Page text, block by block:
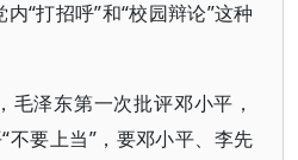
“打招呼”和“校园辩论”这种
毛泽东第一次批评邓小平，
不要上当”，要邓小平、李先